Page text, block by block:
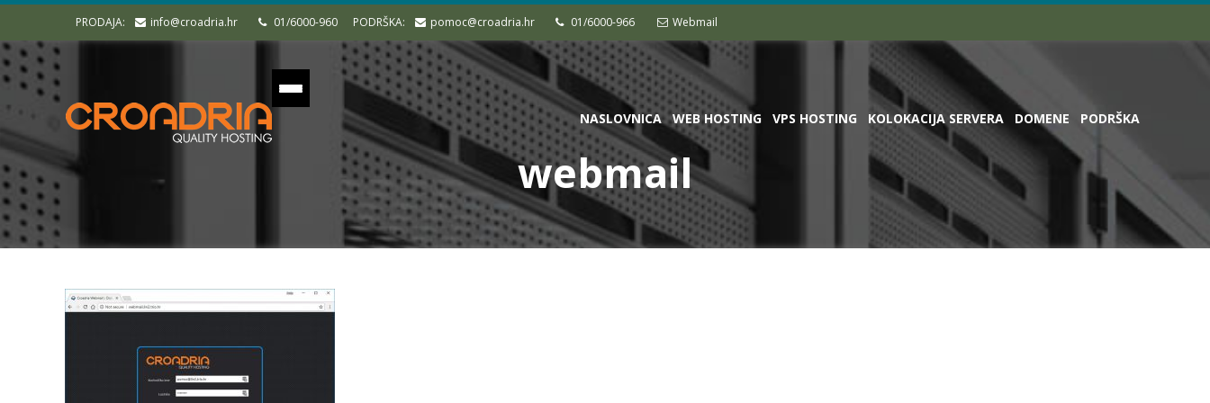
PRODAJA: info@croadria.hr 01/6000-960 PODRŠKA: pomoc@croadria.hr 01/6000-966 Webmail
NASLOVNICA WEB HOSTING VPS HOSTING KOLOKACIJA SERVERA DOMENE PODRŠKA
webmail